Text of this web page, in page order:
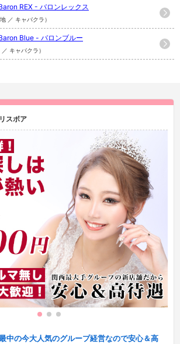
REX - バロンレックス
地 ／ キャバクラ）
Blue - バロンブルー
／ キャバクラ）
スボア
中の今大人気のグループ経営なので安心＆高